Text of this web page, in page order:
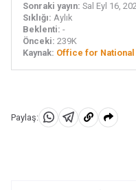
Sonraki yayın: Sal Eyl 16,
Sıklığı: Aylık
Beklenti: -
Önceki: 239K
Kaynak: Office for
Paylaş:
WhatsApp'da
Telegram'da
Panoya